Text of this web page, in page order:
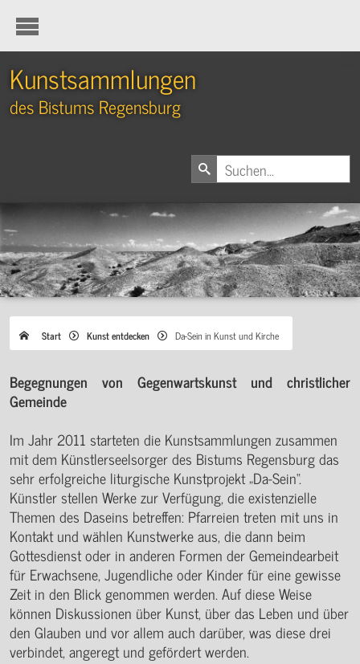
Kunstsammlungen
des Bistums Regensburg
Start Kunst entdecken Da-Sein in Kunst und Kirche
Begegnungen von Gegenwartskunst und christlicher
Gemeinde
Im Jahr 2011 starteten die Kunstsammlungen zusammen
mit dem Künstlerseelsorger des Bistums Regensburg das
sehr erfolgreiche liturgische Kunstprojekt „Da-Sein“.
Künstler stellen Werke zur Verfügung, die existenzielle
Themen des Daseins betreffen: Pfarreien treten mit uns in
Kontakt und wählen Kunstwerke aus, die dann beim
Gottesdienst oder in anderen Formen der Gemeindearbeit
für Erwachsene, Jugendliche oder Kinder für eine gewisse
Zeit in den Blick genommen werden. Auf diese Weise
können Diskussionen über Kunst, über das Leben und über
den Glauben und vor allem auch darüber, was diese drei
verbindet, angeregt und gefördert werden.